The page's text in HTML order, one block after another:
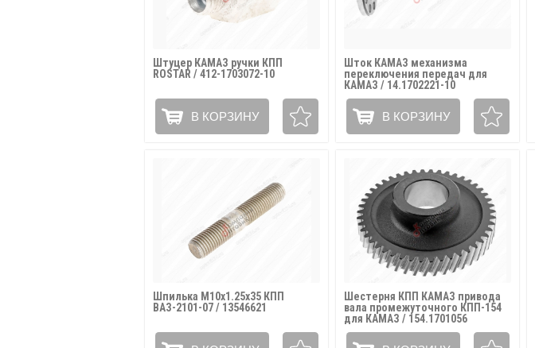
Штуцер КАМАЗ ручки КПП
ROSTAR / 412-1703072-10
В КОРЗИНУ
Шток КАМАЗ механизма
переключения передач для
КАМАЗ / 14.1702221-10
В КОРЗИНУ
Шпилька М10х1.25х35 КПП
ВАЗ-2101-07 / 13546621
Шестерня КПП КАМАЗ привода
вала промежуточного КПП-154
для КАМАЗ / 154.1701056